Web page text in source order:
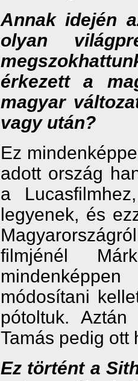
Annak idején
olyan
érkezett a
magyar
vagy után?
Ez
adott ország
a
legyenek, és
filmjénél
módosítani
pótoltuk.
Tamás pedig ott
Ez történt a